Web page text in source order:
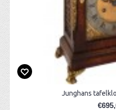
Junghans